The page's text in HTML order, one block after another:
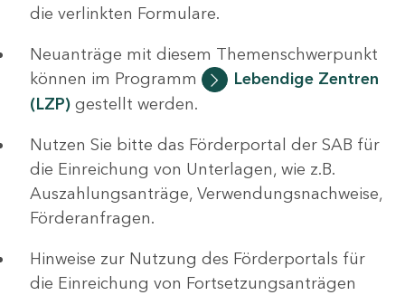
die verlinkten Formulare.
Neuanträge mit diesem Themenschwerpunkt
können im Programm
Lebendige Zentren
(LZP) gestellt werden.
Nutzen Sie bitte das Förderportal der SAB für
die Einreichung von Unterlagen, wie z.B.
Auszahlungsanträge, Verwendungsnachweise,
Förderanfragen.
Hinweise zur Nutzung des Förderportals für
die Einreichung von Fortsetzungsanträgen